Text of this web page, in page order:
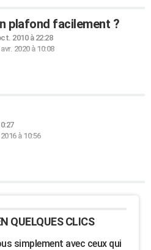
plafond facilement ?
2010 à 22:28
2020 à 10:08
à 10:56
QUELQUES CLICS
simplement avec ceux qui